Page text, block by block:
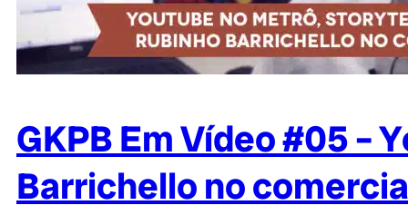
GKPB Em Vídeo #05 –
Barrichello no